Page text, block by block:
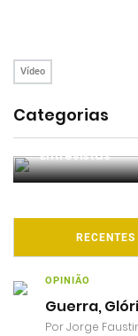
Vídeo
Categorias
Entrevistas
RECENTES
OPINIÃO
Guerra,
PorJorge